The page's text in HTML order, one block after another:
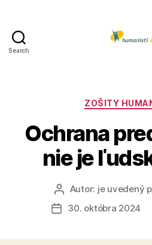
Search
ZOŠITY
Ochrana
nie je
Autor
článku
Autor: je uvedený
Dátum30. októbra 2024